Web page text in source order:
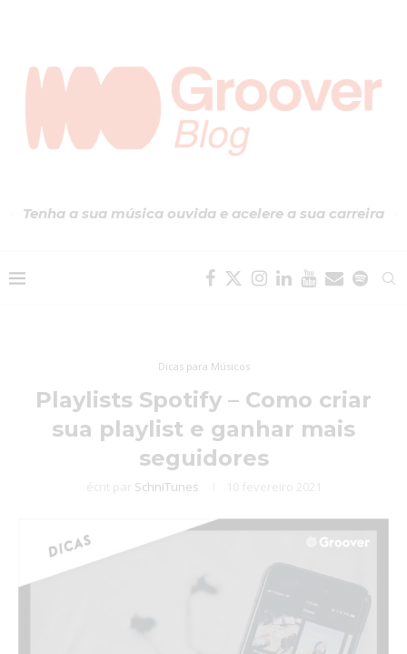
Tenha a sua música ouvida e acelere a sua carreira
Dicas para Músicos
Playlists Spotify – Como criar
sua playlist e ganhar mais
seguidores
écrit par SchniTunes 10 fevereiro 2021